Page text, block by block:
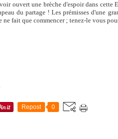
ouvert une brèche d'espoir dans cette
du partage ! Les prémisses d'une
fait que commencer ; tenez-le vous
Repost 0